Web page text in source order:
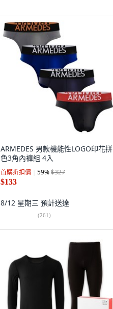
ARMEDES 男款機能性LOGO印花拼
色3角內褲組 4入
首購折扣價 59%$327
$133
8/12 星期三 預計送達
(261)